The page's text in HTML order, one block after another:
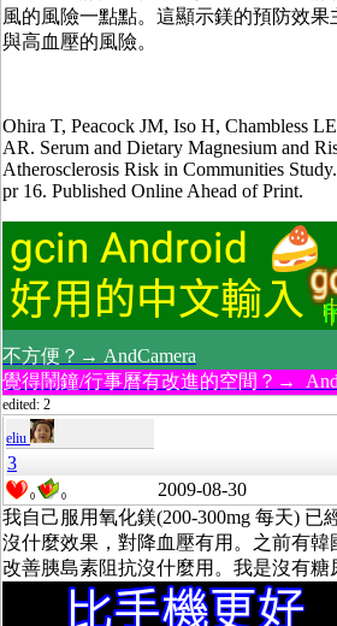
風的風險一點點。這顯示鎂的預防效
與高血壓的風險。
Ohira T, Peacock JM, Iso H, Chambless
AR. Serum and Dietary Magnesium and
Atherosclerosis Risk in Communities
pr 16. Published Online Ahead of Print.
不方便？→ AndCamera
覺得鬧鐘/行事曆有改進的空間？→
edited: 2
eliu
3
0 0 2009-08-30
我自己服用氧化鎂(200-300mg 每天) 已
沒什麼效果，對降血壓有用。之前有
改善胰島素阻抗沒什麼用。我是沒有糖